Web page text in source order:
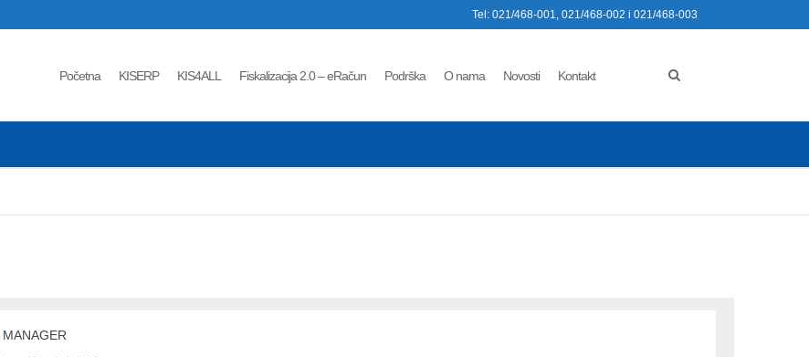
Tel: 021/468-001, 021/468-002 i 021/468-003
Početna KISERP KIS4ALL Fiskalizacija 2.0 – eRačun Podrška O nama Novosti Kontakt
MANAGER